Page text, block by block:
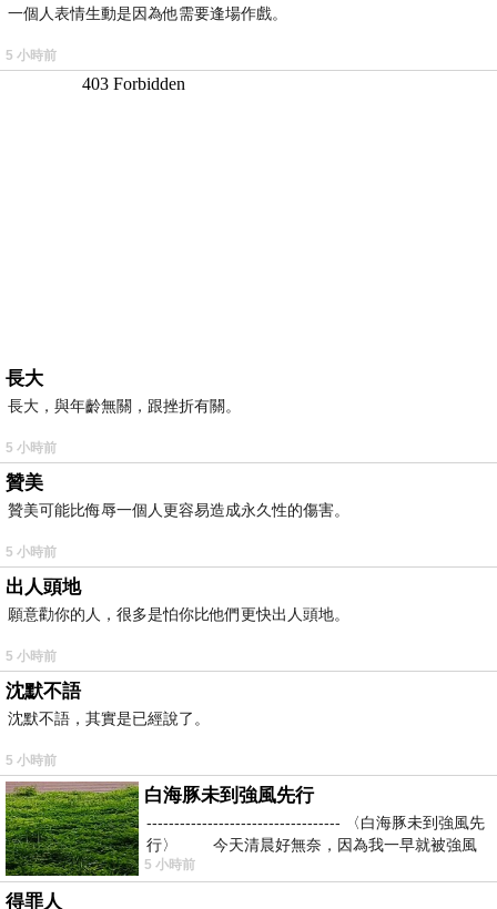
一個人表情生動是因為他需要逢場作戲。
5 小時前
長大
長大，與年齡無關，跟挫折有關。
5 小時前
贊美
贊美可能比侮辱一個人更容易造成永久性的傷害。
5 小時前
出人頭地
願意勸你的人，很多是怕你比他們更快出人頭地。
5 小時前
沈默不語
沈默不語，其實是已經說了。
5 小時前
白海豚未到強風先行
----------------------------------- 〈白海豚未到強風先
行〉 今天清晨好無奈，因為我一早就被強風
5 小時前
得罪人